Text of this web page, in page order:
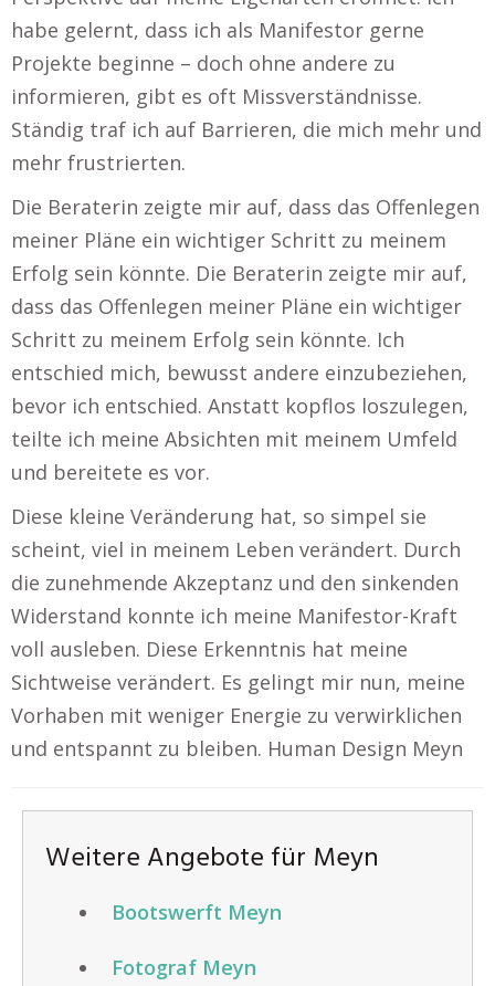
habe gelernt, dass ich als Manifestor gerne
Projekte beginne – doch ohne andere zu
informieren, gibt es oft Missverständnisse.
Ständig traf ich auf Barrieren, die mich mehr und
mehr frustrierten.
Die Beraterin zeigte mir auf, dass das Offenlegen
meiner Pläne ein wichtiger Schritt zu meinem
Erfolg sein könnte. Die Beraterin zeigte mir auf,
dass das Offenlegen meiner Pläne ein wichtiger
Schritt zu meinem Erfolg sein könnte. Ich
entschied mich, bewusst andere einzubeziehen,
bevor ich entschied. Anstatt kopflos loszulegen,
teilte ich meine Absichten mit meinem Umfeld
und bereitete es vor.
Diese kleine Veränderung hat, so simpel sie
scheint, viel in meinem Leben verändert. Durch
die zunehmende Akzeptanz und den sinkenden
Widerstand konnte ich meine Manifestor-Kraft
voll ausleben. Diese Erkenntnis hat meine
Sichtweise verändert. Es gelingt mir nun, meine
Vorhaben mit weniger Energie zu verwirklichen
und entspannt zu bleiben. Human Design Meyn
Weitere Angebote für Meyn
Bootswerft Meyn
Fotograf Meyn